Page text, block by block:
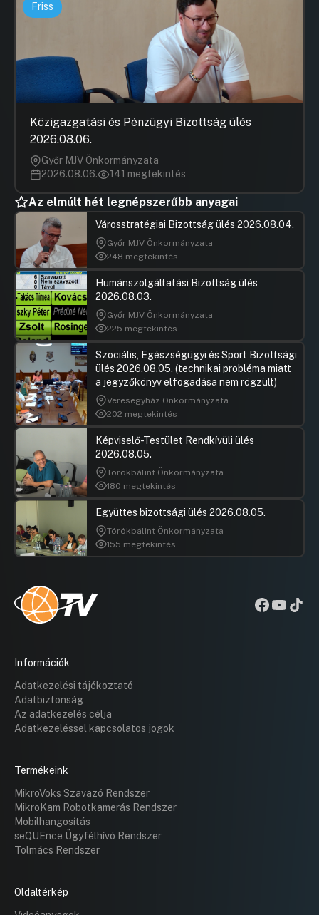
Friss
Közigazgatási és Pénzügyi Bizottság ülés
2026.08.06.
Győr MJV Önkormányzata
2026.08.06.
141 megtekintés
Az elmúlt hét legnépszerűbb anyagai
Városstratégiai Bizottság ülés 2026.08.04.
Győr MJV Önkormányzata
248 megtekintés
Humánszolgáltatási Bizottság ülés
2026.08.03.
Győr MJV Önkormányzata
225 megtekintés
Szociális, Egészségügyi és Sport Bizottsági
ülés 2026.08.05. (technikai probléma miatt
a jegyzőkönyv elfogadása nem rögzült)
Veresegyház Önkormányzata
202 megtekintés
Képviselő-Testület Rendkívüli ülés
2026.08.05.
Törökbálint Önkormányzata
180 megtekintés
Együttes bizottsági ülés 2026.08.05.
Törökbálint Önkormányzata
155 megtekintés
Információk
Adatkezelési tájékoztató
Adatbiztonság
Az adatkezelés célja
Adatkezeléssel kapcsolatos jogok
Termékeink
MikroVoks Szavazó Rendszer
MikroKam Robotkamerás Rendszer
Mobilhangosítás
seQUEnce Ügyfélhívó Rendszer
Tolmács Rendszer
Oldaltérkép